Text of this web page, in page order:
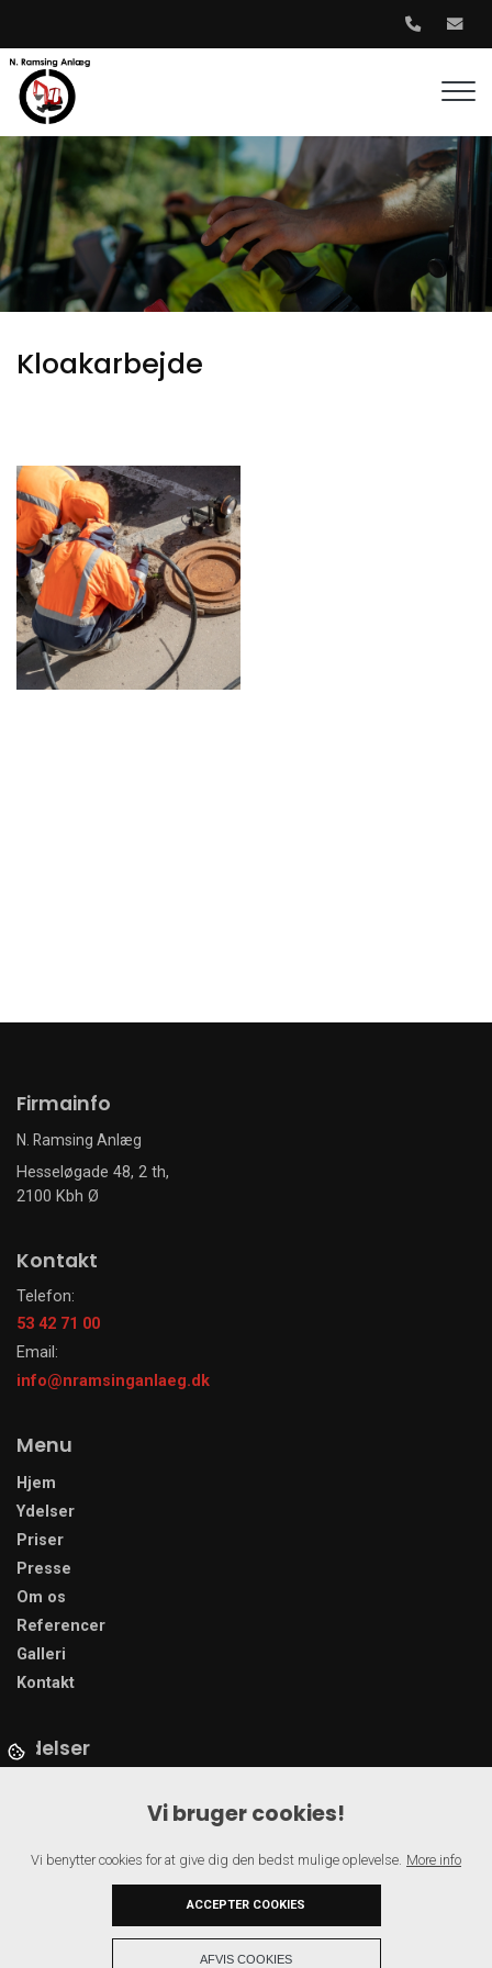
hovedindhold
Kloakarbejde
Firmainfo
N. Ramsing Anlæg
Hesseløgade 48, 2 th,
2100 Kbh Ø
Kontakt
Telefon:
53 42 71 00
Email:
info@nramsinganlaeg.dk
Menu
Hjem
Ydelser
Priser
Presse
Om os
Referencer
Galleri
Kontakt
Ydelser
Belægninger
Vi bruger cookies!
Vi benytter cookies for at give dig den bedst mulige oplevelse. More info
ACCEPTER COOKIES
AFVIS COOKIES